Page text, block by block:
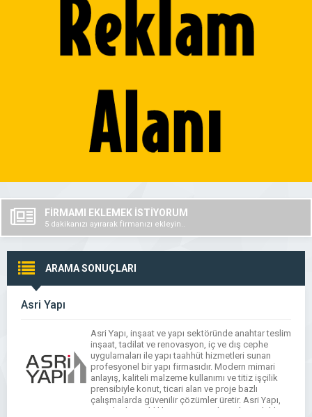
FİRMAMI EKLEMEK İSTİYORUM
5 dakikanızı ayırarak firmanızı ekleyin..
ARAMA SONUÇLARI
Asri Yapı
Asri Yapı, inşaat ve yapı sektöründe anahtar teslim
inşaat, tadilat ve renovasyon, iç ve dış cephe
uygulamaları ile yapı taahhüt hizmetleri sunan
profesyonel bir yapı firmasıdır. Modern mimari
anlayış, kaliteli malzeme kullanımı ve titiz işçilik
prensibiyle konut, ticari alan ve proje bazlı
çalışmalarda güvenilir çözümler üretir. Asri Yapı,
estetik, dayanıklılık ve zamanında teslim odaklı